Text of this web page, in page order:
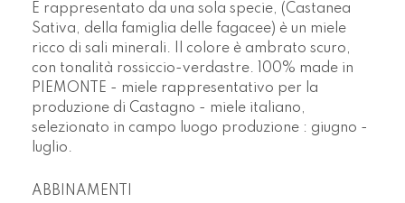
È rappresentato da una sola specie, (Castanea
Sativa, della famiglia delle fagacee) è un miele
ricco di sali minerali. Il colore è ambrato scuro,
con tonalità rossiccio-verdastre. 100% made in
PIEMONTE - miele rappresentativo per la
produzione di Castagno - miele italiano,
selezionato in campo luogo produzione : giugno -
luglio.
ABBINAMENTI